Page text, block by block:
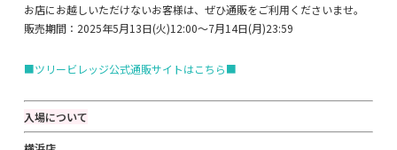
お店にお越しいただけないお客様は、ぜひ通販をご利用くださいませ。
販売期間：2025年5月13日(火)12:00～7月14日(月)23:59
■ツリービレッジ公式通販サイトはこちら■
入場について